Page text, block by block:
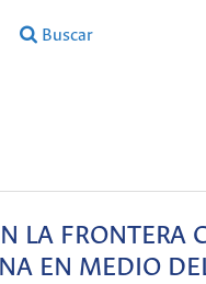
Buscar
LA FRONTERA
EN MEDIO